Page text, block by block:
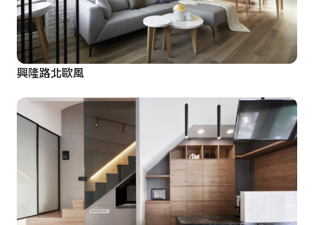
興隆路北歐風